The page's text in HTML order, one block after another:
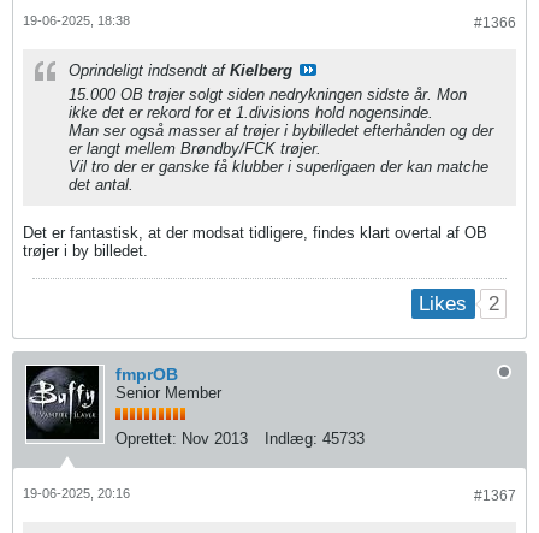
#1366
19-06-2025, 18:38
Oprindeligt indsendt af Kielberg
15.000 OB trøjer solgt siden nedrykningen sidste år. Mon
ikke det er rekord for et 1.divisions hold nogensinde.
Man ser også masser af trøjer i bybilledet efterhånden og der
er langt mellem Brøndby/FCK trøjer.
Vil tro der er ganske få klubber i superligaen der kan matche
det antal.
Det er fantastisk, at der modsat tidligere, findes klart overtal af OB
trøjer i by billedet.
Likes 2
fmprOB
Senior Member
Oprettet: Nov 2013 Indlæg: 45733
#1367
19-06-2025, 20:16